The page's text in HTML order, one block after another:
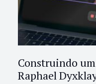
Construindo
Raphael